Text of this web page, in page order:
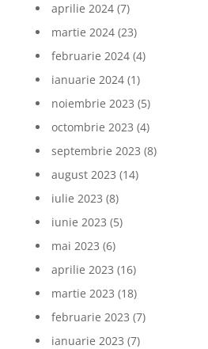
aprilie 2024(7)
martie 2024(23)
februarie 2024(4)
ianuarie 2024(1)
noiembrie 2023 (5)
octombrie 2023 (4)
septembrie 2023 (8)
august 2023 (14)
iulie 2023 (8)
iunie 2023 (5)
mai 2023 (6)
aprilie 2023 (16)
martie 2023 (18)
februarie 2023 (7)
ianuarie 2023 (7)